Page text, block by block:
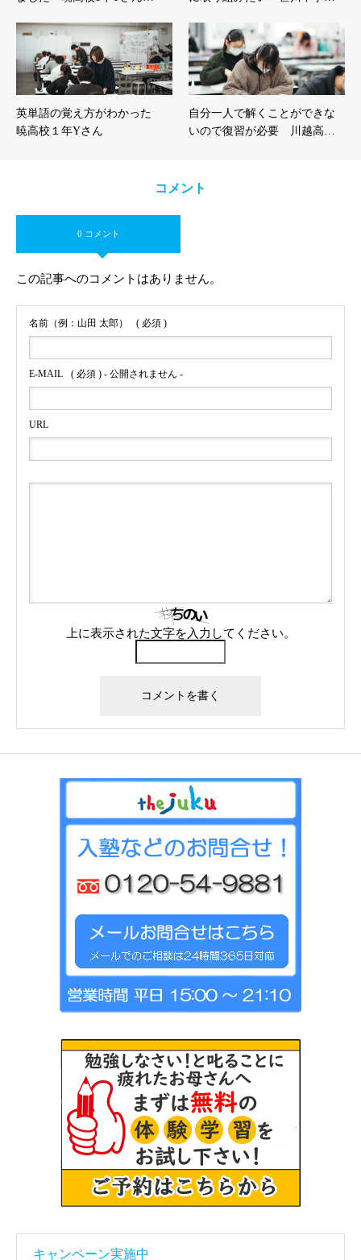
英単語の覚え方がわかった
暁高校１年Yさん
自分一人で解くことができな
いので復習が必要 川越高…
コメント
0 コメント
この記事へのコメントはありません。
名前（例：山田 太郎） ( 必須 )
E-MAIL ( 必須 ) - 公開されません -
URL
上に表示された文字を入力してください。
キャンペーン実施中